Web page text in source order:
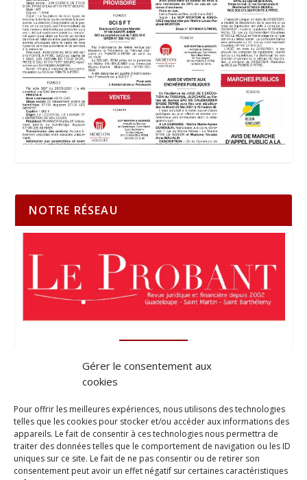
Gérer le consentement aux
cookies
Pour offrir les meilleures expériences, nous utilisons des technologies
telles que les cookies pour stocker et/ou accéder aux informations des
appareils. Le fait de consentir à ces technologies nous permettra de
traiter des données telles que le comportement de navigation ou les ID
uniques sur ce site. Le fait de ne pas consentir ou de retirer son
consentement peut avoir un effet négatif sur certaines caractéristiques
NOTRE RÉSEAU